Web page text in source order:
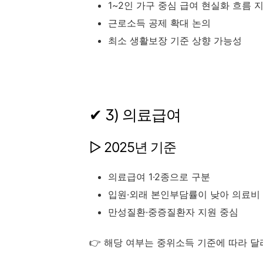
1~2인 가구 중심 급여 현실화 흐름
근로소득 공제 확대 논의
최소 생활보장 기준 상향 가능성
✔ 3) 의료급여
▷ 2025년 기준
의료급여 1·2종으로 구분
입원·외래 본인부담률이 낮아 의료
만성질환·중증질환자 지원 중심
👉 해당 여부는 중위소득 기준에 따라 달